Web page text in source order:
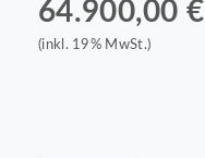
64.900,00 €
(inkl. 19% MwSt.)